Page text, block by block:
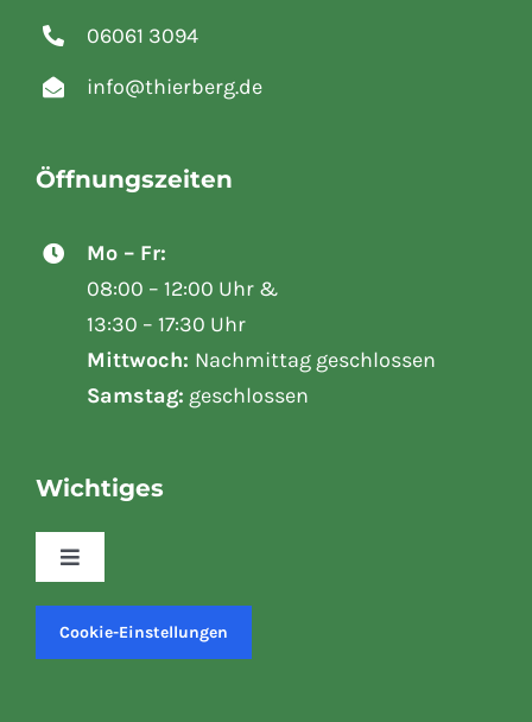
06061 3094
info@thierberg.de
Öffnungszeiten
Mo – Fr:
08:00 – 12:00 Uhr &
13:30 – 17:30 Uhr
Mittwoch: Nachmittag geschlossen
Samstag: geschlossen
Wichtiges
Toggle
KasseCookie-Einstellungen